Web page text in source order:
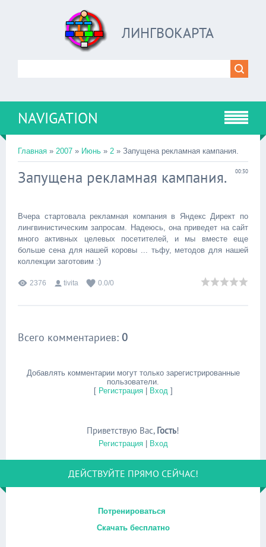
ЛИНГВОКАРТА
NAVIGATION
Главная » 2007 » Июнь » 2 » Запущена рекламная кампания.
00:30
Запущена рекламная кампания.
Вчера стартовала рекламная компания в Яндекс Директ по
лингвинистическим запросам. Надеюсь, она приведет на сайт
много активных целевых посетителей, и мы вместе еще
больше сена для нашей коровы ... тьфу, методов для нашей
коллекции заготовим :)
2376 tivita 0.0/0
Всего комментариев: 0
Добавлять комментарии могут только зарегистрированные
пользователи.
[ Регистрация| Вход]
Приветствую Вас, Гость!
Регистрация| Вход
ДЕЙСТВУЙТЕ ПРЯМО СЕЙЧАС!
Потренироваться
Скачать бесплатно